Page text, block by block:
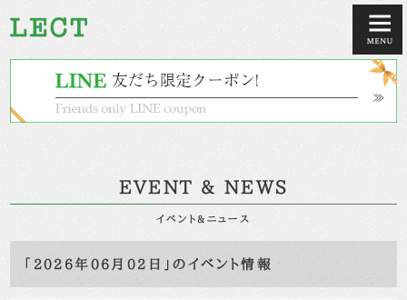
EVENT & NEWS
イベント&ニュース
「2026年06月02日」のイベント情報